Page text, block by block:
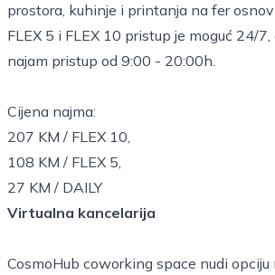
prostora, kuhinje i printanja na fer
FLEX 5 i FLEX 10 pristup je moguć 24/
najam pristup od 9:00 - 20:00h.
Cijena najma:
207 KM / FLEX 10,
108 KM / FLEX 5,
27 KM / DAILY
Virtualna kancelarija
CosmoHub coworking space nudi